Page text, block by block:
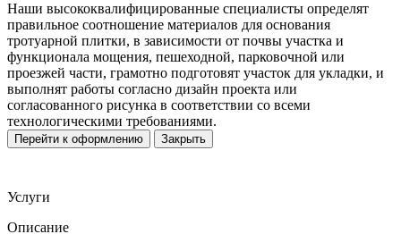
Наши высококвалифицированные специалисты определят
правильное соотношение материалов для основания
тротуарной плитки, в зависимости от почвы участка и
функционала мощения, пешеходной, парковочной или
проезжей части, грамотно подготовят участок для укладки, и
выполнят работы согласно дизайн проекта или
согласованного рисунка в соответствии со всеми
технологическими требованиями.
Перейти к оформлению Закрыть
Услуги
Описание